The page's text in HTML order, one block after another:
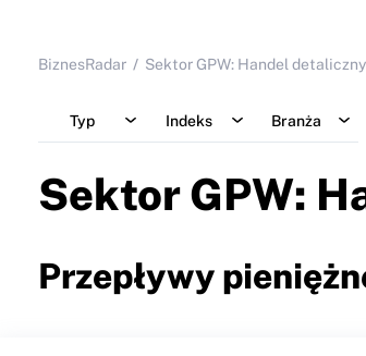
BiznesRadar Sektor GPW: Handel detaliczny
Typ Indeks Branża
Sektor GPW:
Przepływy